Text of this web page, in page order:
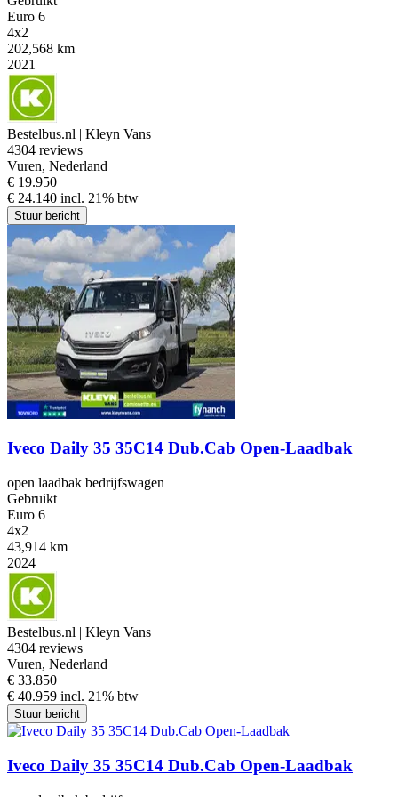
Euro 6
4x2
202,568 km
2021
Bestelbus.nl | Kleyn Vans
4304 reviews
Vuren, Nederland
€ 19.950
€ 24.140 incl. 21% btw
Stuur bericht
Iveco Daily 35 35C14 Dub.Cab Open-Laadbak
open laadbak bedrijfswagen
Gebruikt
Euro 6
4x2
43,914 km
2024
Bestelbus.nl | Kleyn Vans
4304 reviews
Vuren, Nederland
€ 33.850
€ 40.959 incl. 21% btw
Stuur bericht
Iveco Daily 35 35C14 Dub.Cab Open-Laadbak